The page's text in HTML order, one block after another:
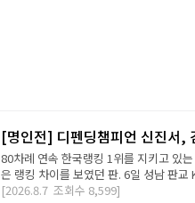
[명인전] 디펜딩챔피언 신진서,
80차례 연속 한국랭킹 1위를 지키고 있
은 랭킹 차이를 보였던 판. 6일 성남 판
[2026.8.7 조회수 8,599]